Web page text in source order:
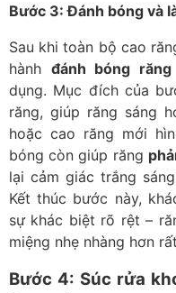
Bước 3: Đánh bóng và
Sau khi toàn bộ cao
hành đánh bóng răng
dụng. Mục đích của
răng, giúp răng sáng
hoặc cao răng mới
bóng còn giúp răng
lại cảm giác trắng
Kết thúc bước này,
sự khác biệt rõ rệt –
miệng nhẹ nhàng hơn
Bước 4: Súc rửa